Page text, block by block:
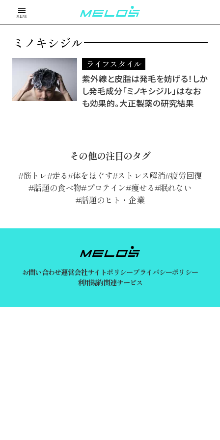
MENU
ミノキシジル
ライフスタイル
紫外線と皮脂は発毛を妨げる！しか
し発毛成分「ミノキシジル」はなお
も効果的。大正製薬の研究結果
その他の注目のタグ
筋トレ 走る 体をほぐす ストレス解消 疲労回復
話題の食べ物 プロテイン 痩せる 眠れない
話題のヒト・企業
お問い合わせ運営会社サイトポリシープライバシーポリシー
利用規約関連サービス